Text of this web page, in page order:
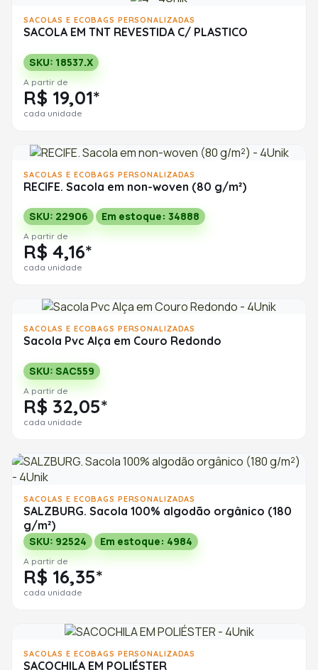
SACOLAS E ECOBAGS PERSONALIZADAS
SACOLA EM TNT REVESTIDA C/ PLASTICO
SKU: 18537.X
A partir de
R$ 19,01*
cada unidade
SACOLAS E ECOBAGS PERSONALIZADAS
RECIFE. Sacola em non-woven (80 g/m²)
SKU: 22906 Em estoque: 34888
A partir de
R$ 4,16*
cada unidade
SACOLAS E ECOBAGS PERSONALIZADAS
Sacola Pvc Alça em Couro Redondo
SKU: SAC559
A partir de
R$ 32,05*
cada unidade
SACOLAS E ECOBAGS PERSONALIZADAS
SALZBURG. Sacola 100% algodão orgânico (180
g/m²)
SKU: 92524 Em estoque: 4984
A partir de
R$ 16,35*
cada unidade
SACOLAS E ECOBAGS PERSONALIZADAS
SACOCHILA EM POLIÉSTER